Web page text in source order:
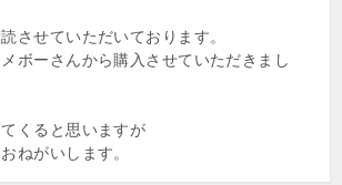
させていただいております。
ボーさんから購入させていただきまし
くると思いますが
ねがいします。